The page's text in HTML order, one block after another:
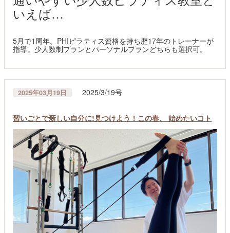
いえば…
5月で1周年。PHIピラティス資格を持ち歴17年のトレーナーが
指導。少人数制プランとパーソナルプランどちらも選択可。
2025年03月19日 2025/3/19号
習いごとで新しい自分に!見つけよう！この春、 始めたいコト